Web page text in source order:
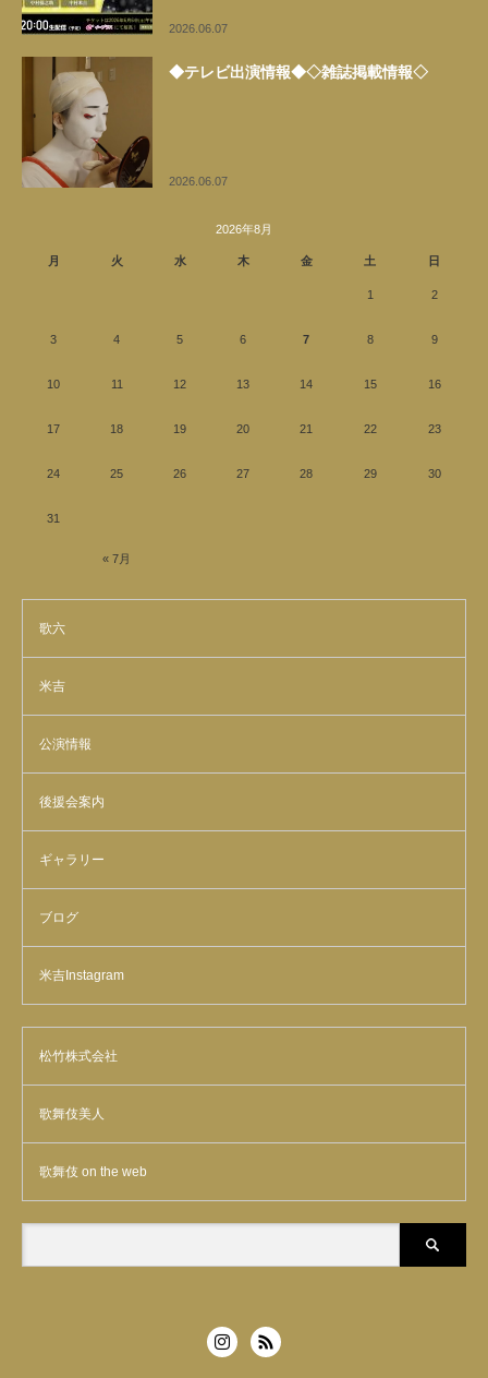
2026.06.07
◆テレビ出演情報◆◇雑誌掲載情報◇
2026.06.07
2026年8月
月 火 水 木 金 土 日
« 7月
1 2
3 4 5 6 7 8 9
10 11 12 13 14 15 16
17 18 19 20 21 22 23
24 25 26 27 28 29 30
31
歌六
米吉
公演情報
後援会案内
ギャラリー
ブログ
米吉Instagram
松竹株式会社
歌舞伎美人
歌舞伎 on the web